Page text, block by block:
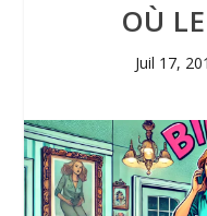
OÙ
Juil 17,